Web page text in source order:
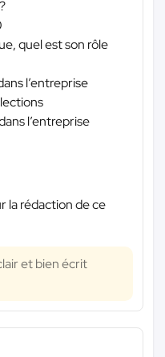
quel est son rôle
l’entreprise
l’entreprise
la rédaction de ce
et bien écrit